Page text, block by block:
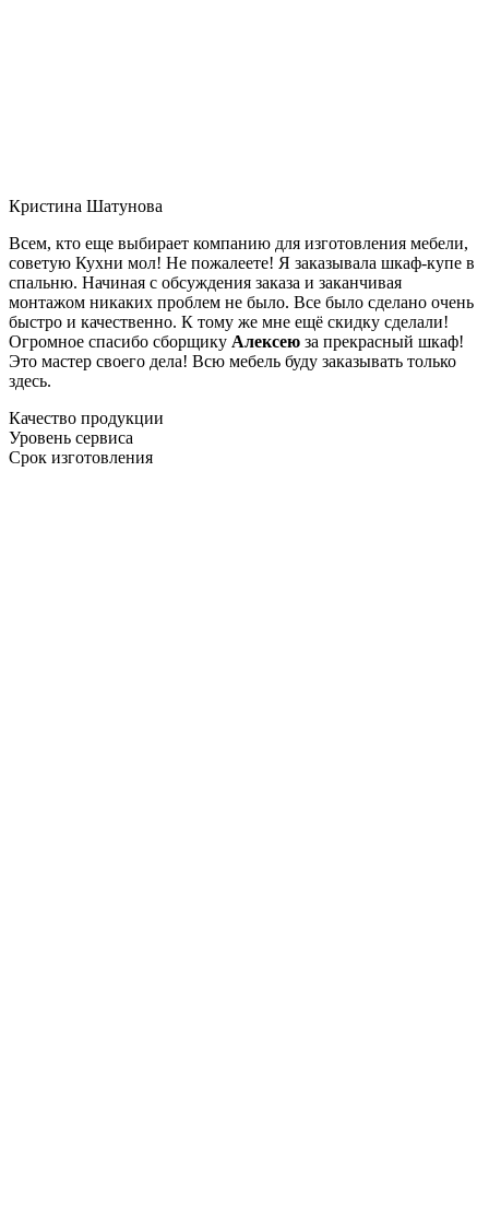
Кристина Шатунова
Всем, кто еще выбирает компанию для изготовления мебели,
советую Кухни мол! Не пожалеете! Я заказывала шкаф-купе в
спальню. Начиная с обсуждения заказа и заканчивая
монтажом никаких проблем не было. Все было сделано очень
быстро и качественно. К тому же мне ещё скидку сделали!
Огромное спасибо сборщику Алексею за прекрасный шкаф!
Это мастер своего дела! Всю мебель буду заказывать только
здесь.
Качество продукции
Уровень сервиса
Срок изготовления